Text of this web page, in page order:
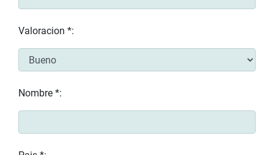
Valoracion *:
Nombre *: